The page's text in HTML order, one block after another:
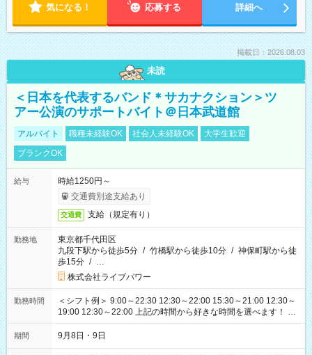
気になる！ 応募する 詳細へ
掲載日：2026.08.03
未読
＜日本を代表するバンド＊サカナクション＞ツ
アー公演のサポートバイト＠日本武道館
アルバイト 職種未経験OK 社会人未経験OK
大学生歓迎
ブランクOK
給与
時給1250円～
交通費別途支給あり
交通費 支給（規定有り）
勤務地
東京都千代田区
九段下駅から徒歩5分 / 竹橋駅から徒歩10分 / 神保町駅から徒
歩15分 / …
株式会社ライブパワー
勤務時間
＜シフト例＞ 9:00～22:30 12:30～22:00 15:30～21:00 12:30～
19:00 12:30～22:00 上記の時間から好きな時間を選べます！ ※
時間は変更となる可能性があります
期間 9月8日・9日